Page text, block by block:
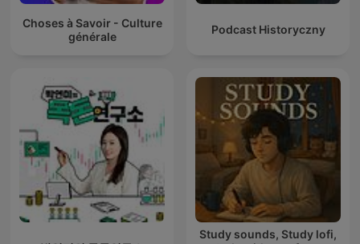
Choses à Savoir - Culture
générale
Podcast Historyczny
Study sounds, Study lofi,